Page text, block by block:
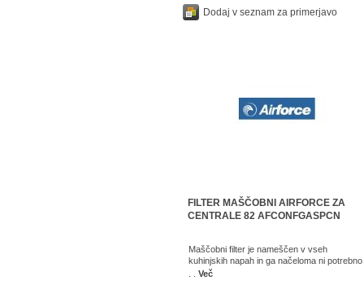
Dodaj v seznam za primerjavo
FILTER MAŠČOBNI AIRFORCE ZA
CENTRALE 82 AFCONFGASPCN
Maščobni filter je nameščen v vseh
kuhinjskih napah in ga načeloma ni potrebno
Več